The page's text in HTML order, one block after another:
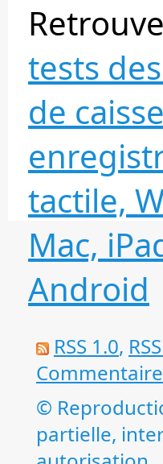
tests
de caisse
tactile,
Mac,
Android
RSS 1.0,
©
partielle,